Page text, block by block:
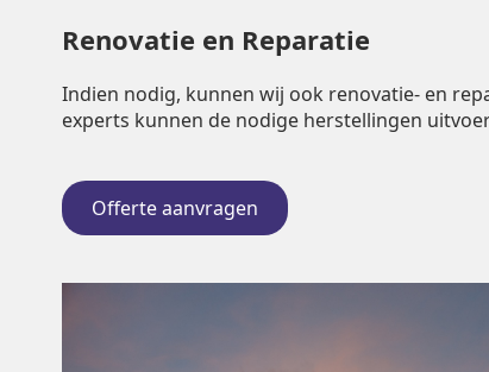
Renovatie en Reparatie
Indien nodig, kunnen wij ook renovatie- en
experts kunnen de nodige herstellingen
Offerte aanvragen